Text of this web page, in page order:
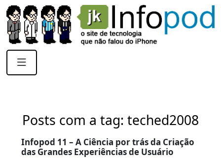
Posts com a tag: teched2008
Infopod 11 – A Ciência por trás da Criação
das Grandes Experiências de Usuário